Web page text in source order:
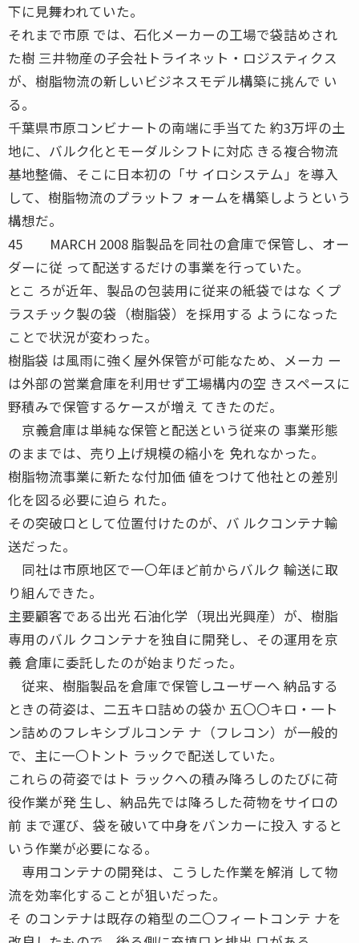
下に見舞われていた。
それまで市原 では、石化メーカーの工場で袋詰めされ
た樹 三井物産の子会社トライネット・ロジスティクス
が、樹脂物流の新しいビジネスモデル構築に挑んで い
る。
千葉県市原コンビナートの南端に手当てた 約3万坪の土
地に、バルク化とモーダルシフトに対応 きる複合物流
基地整備、そこに日本初の「サ イロシステム」を導入
して、樹脂物流のプラットフ ォームを構築しようという
構想だ。
45 MARCH 2008 脂製品を同社の倉庫で保管し、オー
ダーに従 って配送するだけの事業を行っていた。
とこ ろが近年、製品の包装用に従来の紙袋ではな くプ
ラスチック製の袋（樹脂袋）を採用する ようになった
ことで状況が変わった。
樹脂袋 は風雨に強く屋外保管が可能なため、メーカ ー
は外部の営業倉庫を利用せず工場構内の空 きスペースに
野積みで保管するケースが増え てきたのだ。
京義倉庫は単純な保管と配送という従来の 事業形態
のままでは、売り上げ規模の縮小を 免れなかった。
樹脂物流事業に新たな付加価 値をつけて他社との差別
化を図る必要に迫ら れた。
その突破口として位置付けたのが、バ ルクコンテナ輸
送だった。
同社は市原地区で一〇年ほど前からバルク 輸送に取
り組んできた。
主要顧客である出光 石油化学（現出光興産）が、樹脂
専用のバル クコンテナを独自に開発し、その運用を京
義 倉庫に委託したのが始まりだった。
従来、樹脂製品を倉庫で保管しユーザーへ 納品する
ときの荷姿は、二五キロ詰めの袋か 五〇〇キロ・一ト
ン詰めのフレキシブルコンテ ナ（フレコン）が一般的
で、主に一〇トント ラックで配送していた。
これらの荷姿ではト ラックへの積み降ろしのたびに荷
役作業が発 生し、納品先では降ろした荷物をサイロの
前 まで運び、袋を破いて中身をバンカーに投入 すると
いう作業が必要になる。
専用コンテナの開発は、こうした作業を解消 して物
流を効率化することが狙いだった。
そ のコンテナは既存の箱型の二〇フィートコンテ ナを